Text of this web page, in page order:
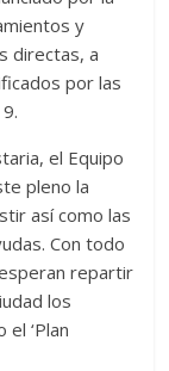
y
directas, a
por las
el Equipo
pleno la
así como las
Con todo
repartir
los
‘Plan